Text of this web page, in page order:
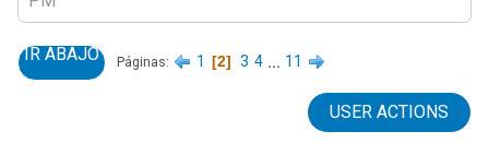
IR ABAJO Páginas 1 2 3 4 11
USER ACTIONS